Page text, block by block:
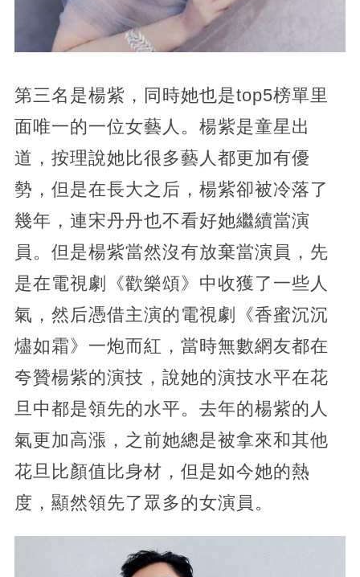
第三名是楊紫，同時她也是top5榜單里
面唯一的一位女藝人。楊紫是童星出
道，按理說她比很多藝人都更加有優
勢，但是在長大之后，楊紫卻被冷落了
幾年，連宋丹丹也不看好她繼續當演
員。但是楊紫當然沒有放棄當演員，先
是在電視劇《歡樂頌》中收獲了一些人
氣，然后憑借主演的電視劇《香蜜沉沉
燼如霜》一炮而紅，當時無數網友都在
夸贊楊紫的演技，說她的演技水平在花
旦中都是領先的水平。去年的楊紫的人
氣更加高漲，之前她總是被拿來和其他
花旦比顏值比身材，但是如今她的熱
度，顯然領先了眾多的女演員。